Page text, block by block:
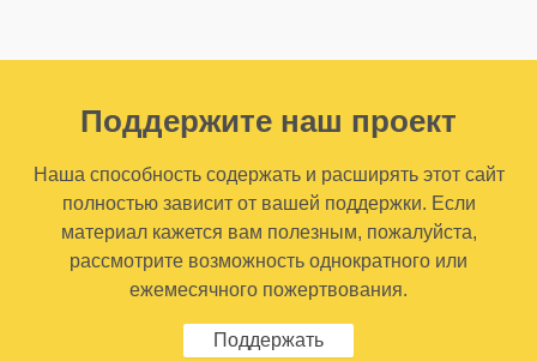
Поддержите наш проект
Наша способность содержать и расширять этот сайт
полностью зависит от вашей поддержки. Если
материал кажется вам полезным, пожалуйста,
рассмотрите возможность однократного или
ежемесячного пожертвования.
Поддержать